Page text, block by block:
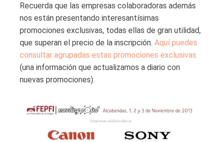
Recuerda que las empresas colaboradoras además
nos están presentando interesantísimas
promociones exclusivas, todas ellas de gran utilidad,
que superan el precio de la inscripción. Aquí puedes
consultar agrupadas estas promociones exclusivas
(una información que actualizamos a diario con
nuevas promociones).